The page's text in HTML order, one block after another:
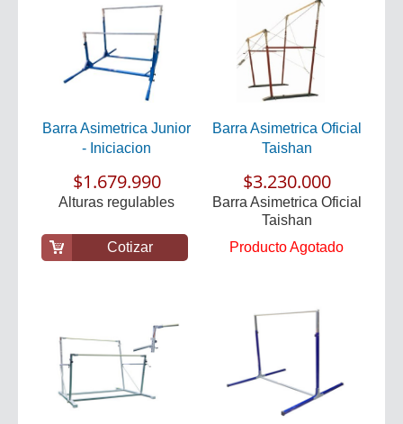
Barra Asimetrica Junior
- Iniciacion
$1.679.990
Alturas regulables
Cotizar
Barra Asimetrica Oficial
Taishan
$3.230.000
Barra Asimetrica Oficial
Taishan
Producto Agotado